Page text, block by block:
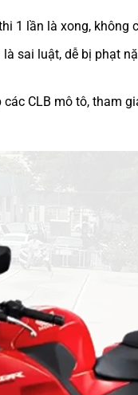
1 lần là xong, không
sai luật, dễ bị phạt
CLB mô tô, tham